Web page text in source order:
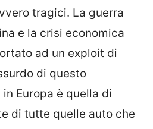
tragici. La guerra
e la crisi economica
ad un exploit di
di questo
in Europa è quella di
di tutte quelle auto che